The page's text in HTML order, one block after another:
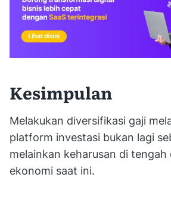
Kesimpulan
Melakukan diversifikasi gaji
platform investasi bukan lagi
melainkan keharusan di tengah
ekonomi saat ini.